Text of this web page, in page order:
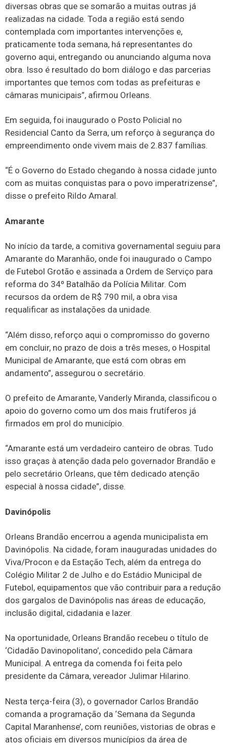
diversas obras que se somarão a muitas outras já
realizadas na cidade. Toda a região está sendo
contemplada com importantes intervenções e,
praticamente toda semana, há representantes do
governo aqui, entregando ou anunciando alguma nova
obra. Isso é resultado do bom diálogo e das parcerias
importantes que temos com todas as prefeituras e
câmaras municipais”, afirmou Orleans.
Em seguida, foi inaugurado o Posto Policial no
Residencial Canto da Serra, um reforço à segurança do
empreendimento onde vivem mais de 2.837 famílias.
“É o Governo do Estado chegando à nossa cidade junto
com as muitas conquistas para o povo imperatrizense”,
disse o prefeito Rildo Amaral.
Amarante
No início da tarde, a comitiva governamental seguiu para
Amarante do Maranhão, onde foi inaugurado o Campo
de Futebol Grotão e assinada a Ordem de Serviço para
reforma do 34º Batalhão da Polícia Militar. Com
recursos da ordem de R$ 790 mil, a obra visa
requalificar as instalações da unidade.
“Além disso, reforço aqui o compromisso do governo
em concluir, no prazo de dois a três meses, o Hospital
Municipal de Amarante, que está com obras em
andamento”, assegurou o secretário.
O prefeito de Amarante, Vanderly Miranda, classificou o
apoio do governo como um dos mais frutíferos já
firmados em prol do município.
“Amarante está um verdadeiro canteiro de obras. Tudo
isso graças à atenção dada pelo governador Brandão e
pelo secretário Orleans, que têm dedicado atenção
especial à nossa cidade”, disse.
Davinópolis
Orleans Brandão encerrou a agenda municipalista em
Davinópolis. Na cidade, foram inauguradas unidades do
Viva/Procon e da Estação Tech, além da entrega do
Colégio Militar 2 de Julho e do Estádio Municipal de
Futebol, equipamentos que vão contribuir para a redução
dos gargalos de Davinópolis nas áreas de educação,
inclusão digital, cidadania e lazer.
Na oportunidade, Orleans Brandão recebeu o título de
‘Cidadão Davinopolitano’, concedido pela Câmara
Municipal. A entrega da comenda foi feita pelo
presidente da Câmara, vereador Julimar Hilarino.
Nesta terça-feira (3), o governador Carlos Brandão
comanda a programação da ‘Semana da Segunda
Capital Maranhense’, com reuniões, vistorias de obras e
atos oficiais em diversos municípios da área de